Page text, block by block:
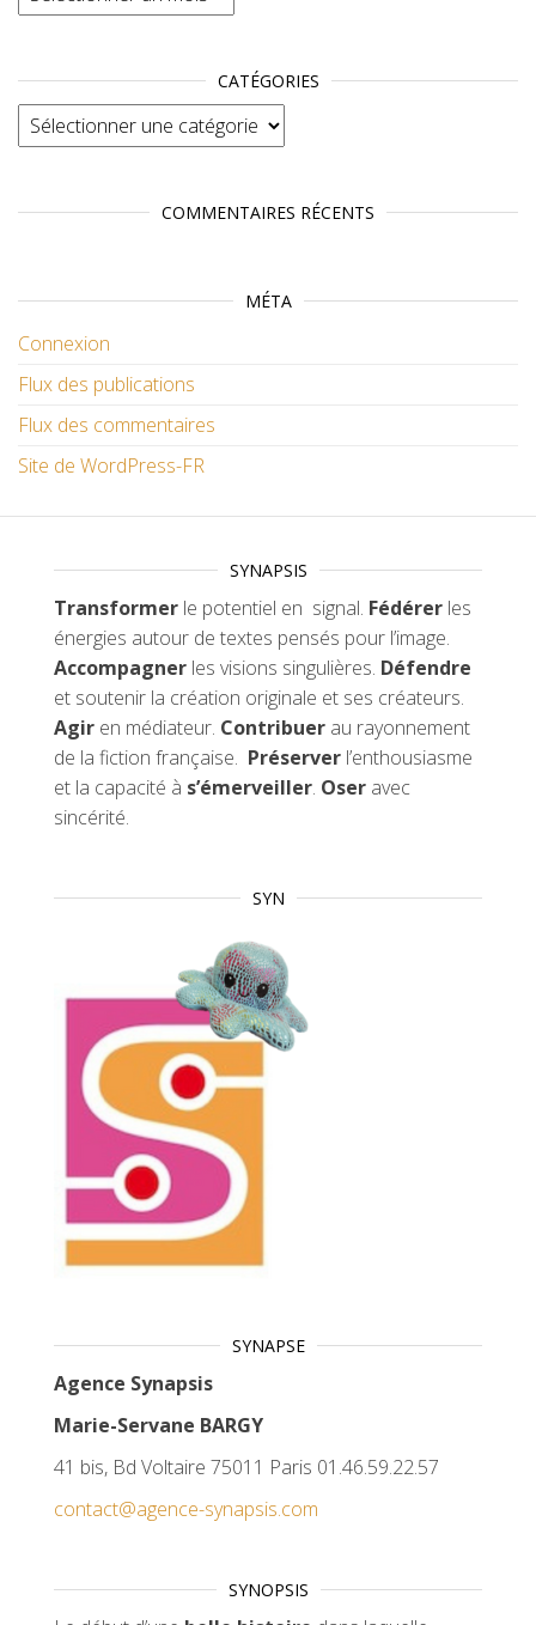
CATÉGORIES
Catégories
COMMENTAIRES RÉCENTS
MÉTA
Connexion
Flux des publications
Flux des commentaires
Site de WordPress-FR
SYNAPSIS
Transformer le potentiel en signal. Fédérer les
énergies autour de textes pensés pour l’image.
Accompagner les visions singulières. Défendre
et soutenir la création originale et ses créateurs.
Agir en médiateur. Contribuer au rayonnement
de la fiction française. Préserver l’enthousiasme
et la capacité à s’émerveiller. Oser avec
sincérité.
SYN
SYNAPSE
Agence Synapsis
Marie-Servane BARGY
41 bis, Bd Voltaire 75011 Paris 01.46.59.22.57
contact@agence-synapsis.com
SYNOPSIS